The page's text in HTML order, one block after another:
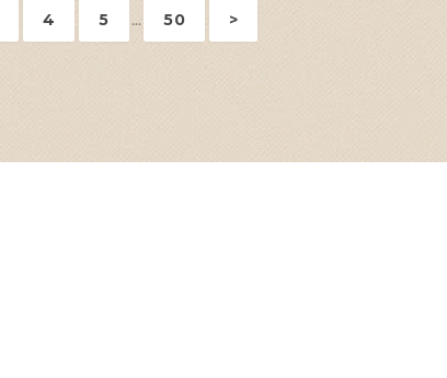
4 5 ... 50 >